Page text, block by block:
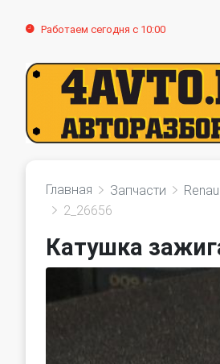
Работаем сегодня с 10:00
Главная Запчасти
2_26656
Катушка